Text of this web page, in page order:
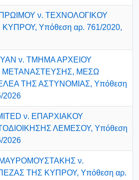
ν. ΤΕΧΝΟΛΟΓΙΚΟΥ
Υπόθεση αρ. 761/2020,
ν. ΤΜΗΜΑ ΑΡΧΕΙΟΥ
ΜΕΤΑΝΑΣΤΕΥΣΗΣ, ΜΕΣΩ
ΤΗΣ ΑΣΤΥΝΟΜΙΑΣ, Υπόθεση
2026
ν. ΕΠΑΡΧΙΑΚΟΥ
ΛΕΜΕΣΟΥ, Υπόθεση
2026
ν.
ΤΗΣ ΚΥΠΡΟΥ, Υπόθεση αρ.